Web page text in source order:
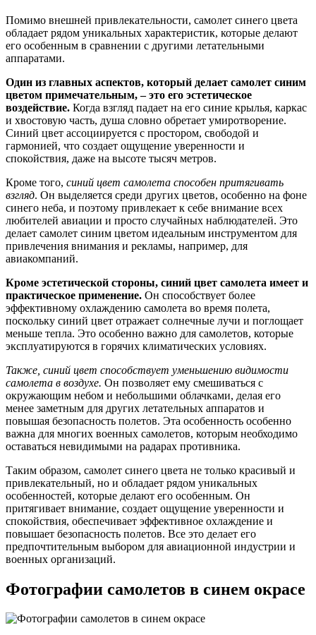
Помимо внешней привлекательности, самолет синего цвета
обладает рядом уникальных характеристик, которые делают
его особенным в сравнении с другими летательными
аппаратами.
Один из главных аспектов, который делает самолет синим
цветом примечательным, – это его эстетическое
воздействие. Когда взгляд падает на его синие крылья, каркас
и хвостовую часть, душа словно обретает умиротворение.
Синий цвет ассоциируется с простором, свободой и
гармонией, что создает ощущение уверенности и
спокойствия, даже на высоте тысяч метров.
Кроме того, синий цвет самолета способен притягивать
взгляд. Он выделяется среди других цветов, особенно на фоне
синего неба, и поэтому привлекает к себе внимание всех
любителей авиации и просто случайных наблюдателей. Это
делает самолет синим цветом идеальным инструментом для
привлечения внимания и рекламы, например, для
авиакомпаний.
Кроме эстетической стороны, синий цвет самолета имеет и
практическое применение. Он способствует более
эффективному охлаждению самолета во время полета,
поскольку синий цвет отражает солнечные лучи и поглощает
меньше тепла. Это особенно важно для самолетов, которые
эксплуатируются в горячих климатических условиях.
Также, синий цвет способствует уменьшению видимости
самолета в воздухе. Он позволяет ему смешиваться с
окружающим небом и небольшими облачками, делая его
менее заметным для других летательных аппаратов и
повышая безопасность полетов. Эта особенность особенно
важна для многих военных самолетов, которым необходимо
оставаться невидимыми на радарах противника.
Таким образом, самолет синего цвета не только красивый и
привлекательный, но и обладает рядом уникальных
особенностей, которые делают его особенным. Он
притягивает внимание, создает ощущение уверенности и
спокойствия, обеспечивает эффективное охлаждение и
повышает безопасность полетов. Все это делает его
предпочтительным выбором для авиационной индустрии и
военных организаций.
Фотографии самолетов в синем окрасе